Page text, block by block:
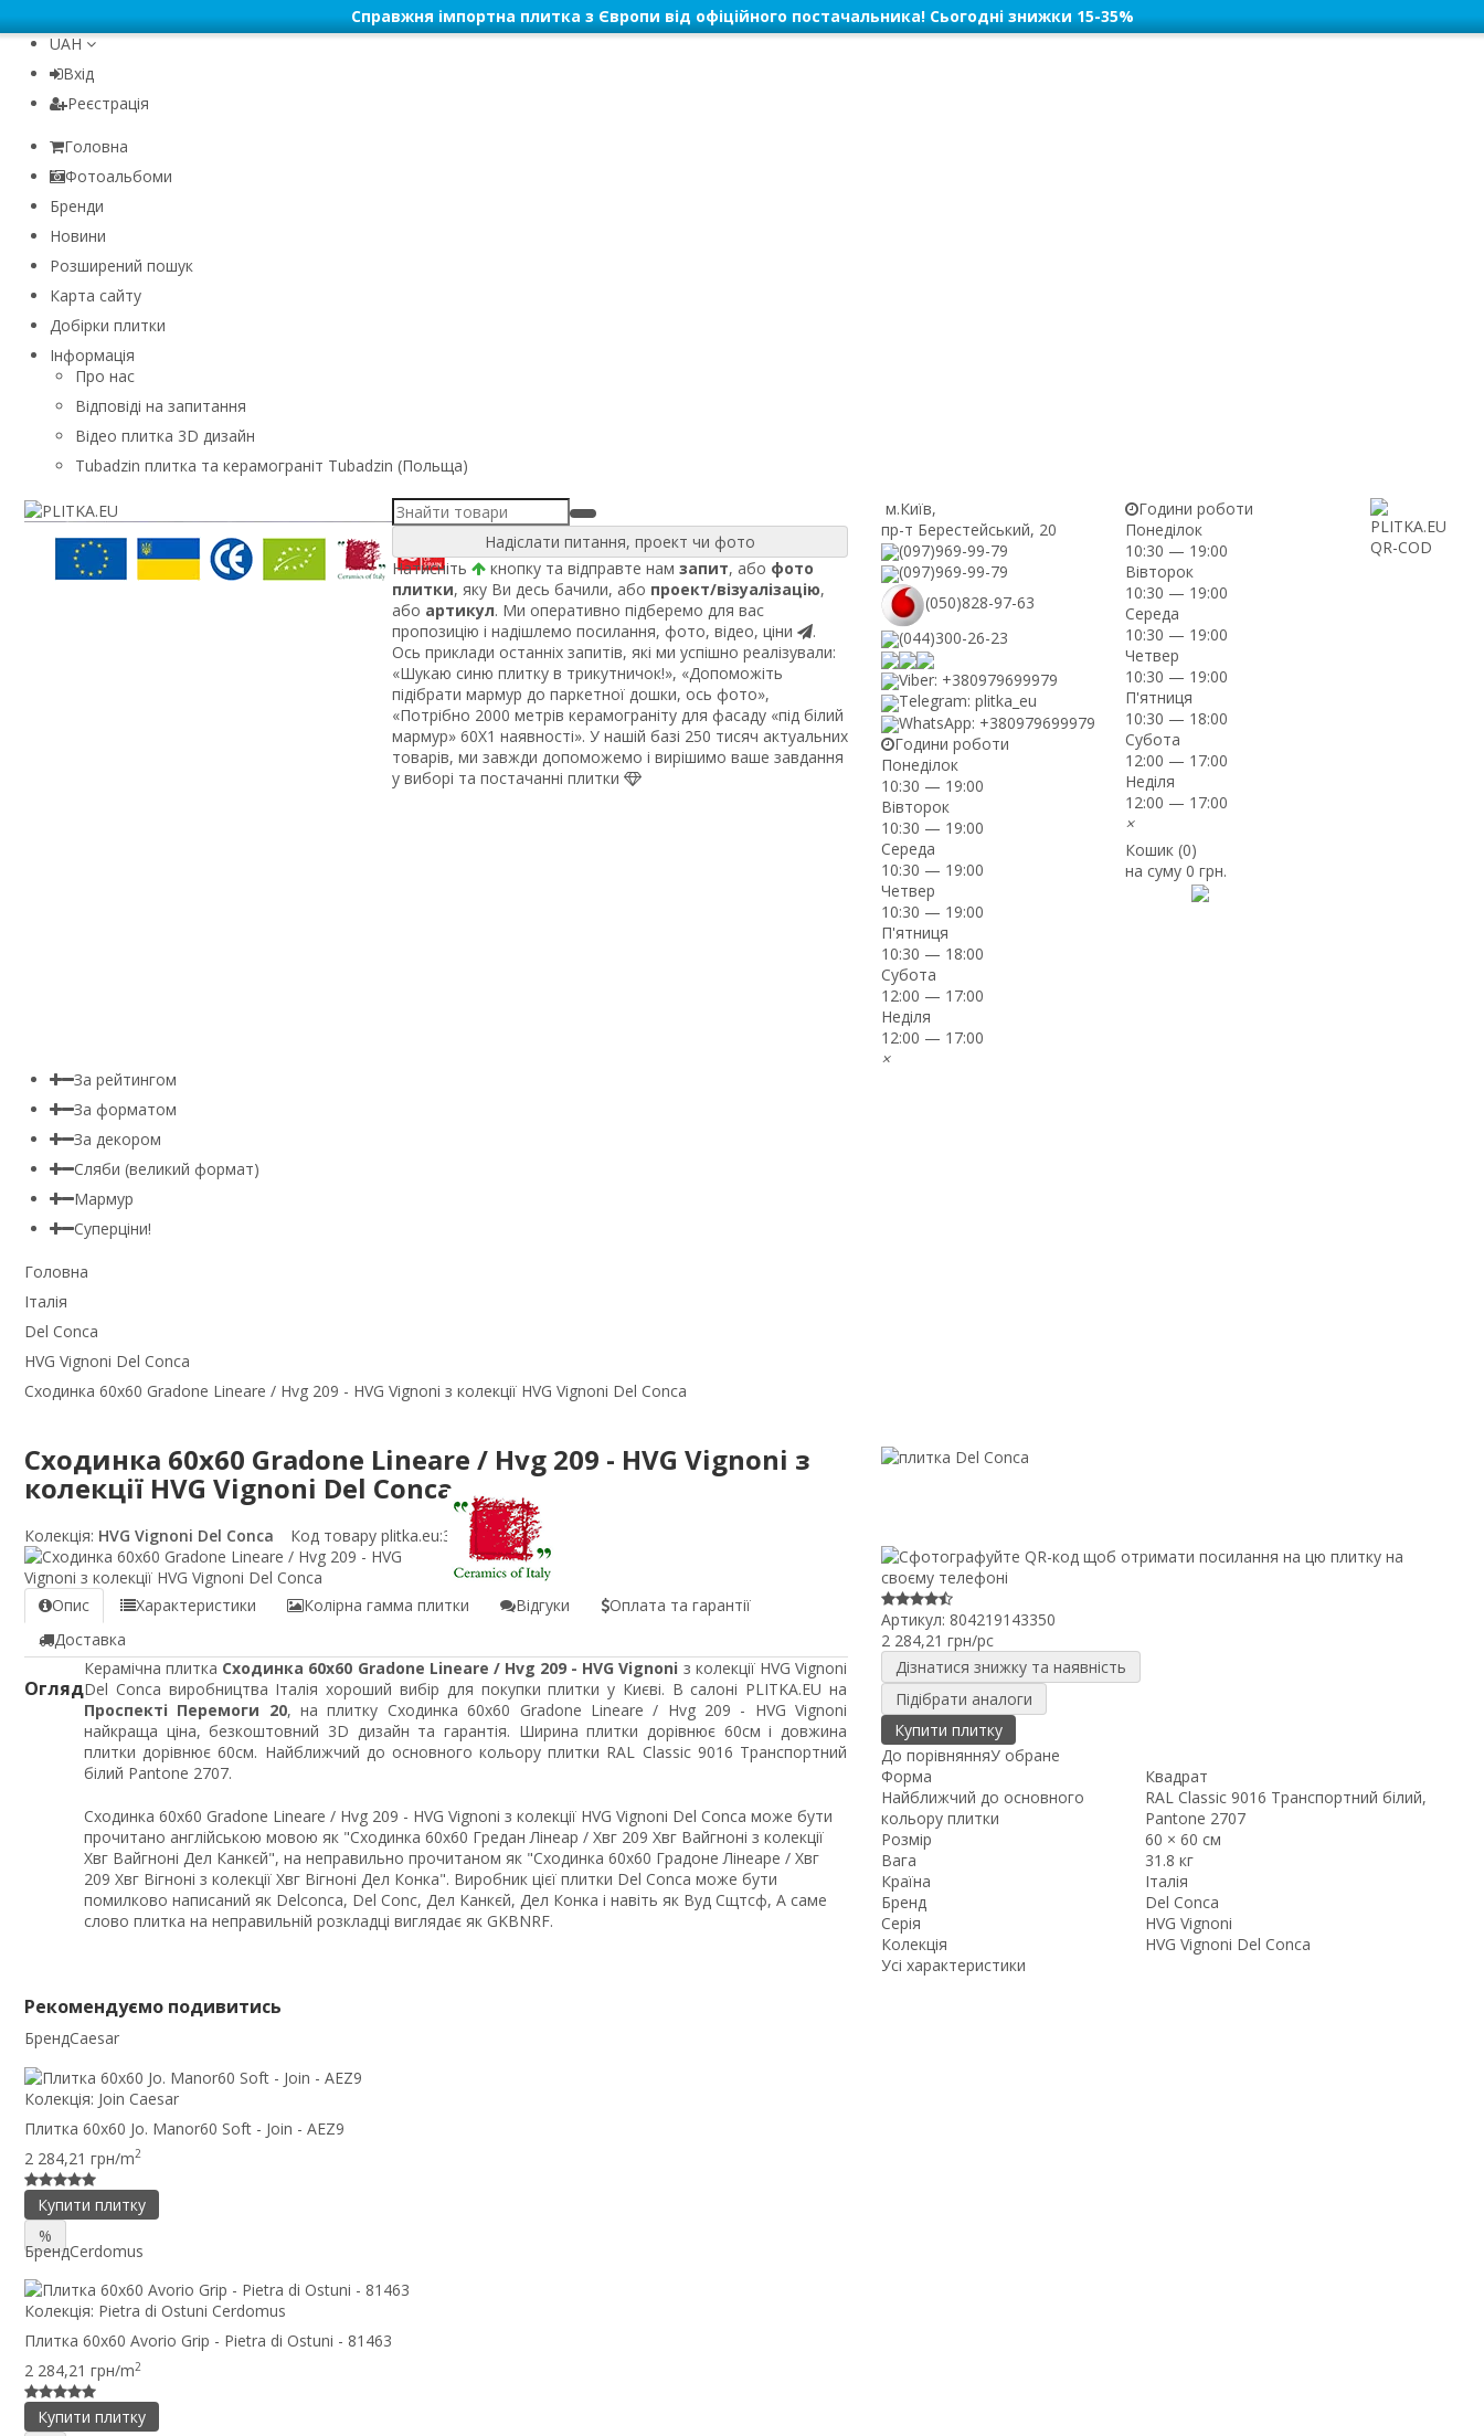
Справжня імпортна плитка з Європи від офіційного постачальника! Сьогодні знижки 15-35%
UAH
Вхід
Реєстрація
Головна
Фотоальбоми
Бренди
Новини
Розширений пошук
Карта сайту
Добірки плитки
Інформація
Про нас
Відповіді на запитання
Відео плитка 3D дизайн
Tubadzin плитка та керамограніт Tubadzin (Польща)
Надіслати питання, проект чи фото
Натисніть
кнопку та відправте нам запит, або фото
плитки, яку Ви десь бачили, або проект/візуалізацію,
або артикул. Ми оперативно підберемо для вас
пропозицію і надішлемо посилання, фото, відео, ціни
.
Ось приклади останніх запитів, які ми успішно реалізували:
«Шукаю синю плитку в трикутничок!», «Допоможіть
підібрати мармур до паркетної дошки, ось фото»,
«Потрібно 2000 метрів керамограніту для фасаду «під білий
мармур» 60Х1 наявності». У нашій базі 250 тисяч актуальних
товарів, ми завжди допоможемо і вирішимо ваше завдання
у виборі та постачанні плитки
м.Київ,
пр-т Берестейський, 20
(097)969-99-79
(097)969-99-79
(050)828-97-63
(044)300-26-23
Viber: +380979699979
Telegram: plitka_eu
WhatsApp: +380979699979
Години роботи
Понеділок
10:30 — 19:00
Вівторок
10:30 — 19:00
Середа
10:30 — 19:00
Четвер
10:30 — 19:00
П'ятниця
10:30 — 18:00
Субота
12:00 — 17:00
Неділя
12:00 — 17:00
×
Години роботи
Понеділок
10:30 — 19:00
Вівторок
10:30 — 19:00
Середа
10:30 — 19:00
Четвер
10:30 — 19:00
П'ятниця
10:30 — 18:00
Субота
12:00 — 17:00
Неділя
12:00 — 17:00
×
Кошик (0)
на суму0 грн.
За рейтингом
За форматом
За декором
Сляби (великий формат)
Мармур
Суперціни!
Головна
Італія
Del Conca
HVG Vignoni Del Conca
Сходинка 60x60 Gradone Lineare / Hvg 209 - HVG Vignoni з колекції HVG Vignoni Del Conca
Сходинка 60x60 Gradone Lineare / Hvg 209 - HVG Vignoni з
колекції HVG Vignoni Del Conca
Колекція: HVG Vignoni Del Conca Код товару plitka.eu:3209t
Опис Характеристики Колірна гамма плитки Відгуки
Оплата та гарантії
Доставка
Огляд
Керамічна плитка Сходинка 60x60 Gradone Lineare / Hvg 209 - HVG Vignoni з колекції HVG Vignoni
Del Conca виробництва Італія хороший вибір для покупки плитки у Києві. В салоні PLITKA.EU на
Проспекті Перемоги 20, на плитку Сходинка 60x60 Gradone Lineare / Hvg 209 - HVG Vignoni
найкраща ціна, безкоштовний 3D дизайн та гарантія. Ширина плитки дорівнює 60см і довжина
плитки дорівнює 60см. Найближчий до основного кольору плитки RAL Classic 9016 Транспортний
білий Pantone 2707.
Сходинка 60x60 Gradone Lineare / Hvg 209 - HVG Vignoni з колекції HVG Vignoni Del Conca може бути
прочитано англійською мовою як "Сходинка 60x60 Гредан Лінеар / Хвг 209 Хвг Вайгноні з колекції
Хвг Вайгноні Дел Канкєй", на неправильно прочитаном як "Сходинка 60x60 Градоне Лінеаре / Хвг
209 Хвг Вігноні з колекції Хвг Вігноні Дел Конка". Виробник цієї плитки Del Conca може бути
помилково написаний як Delconca, Del Conc, Дел Канкєй, Дел Конка і навіть як Вуд Сщтсф, А саме
слово плитка на неправильній розкладці виглядає як GKBNRF.
Артикул: 804219143350
2 284,21 грн/pc
Дізнатися знижку та наявність
Підібрати аналоги
Купити плитку
До порівнянняУ обране
Форма
Квадрат
Найближчий до основного
кольору плитки
RAL Classic 9016 Транспортний білий,
Pantone 2707
Розмір
60 × 60 см
Вага
31.8 кг
Країна
Італія
Бренд
Del Conca
Серія
HVG Vignoni
Колекція
HVG Vignoni Del Conca
Усі характеристики
Рекомендуємо подивитись
БрендCaesar
Колекція: Join Caesar
Плитка 60x60 Jo. Manor60 Soft - Join - AEZ9
2 284,21 грн/m2
Купити плитку
%
БрендCerdomus
Колекція: Pietra di Ostuni Cerdomus
Плитка 60x60 Avorio Grip - Pietra di Ostuni - 81463
2 284,21 грн/m2
Купити плитку